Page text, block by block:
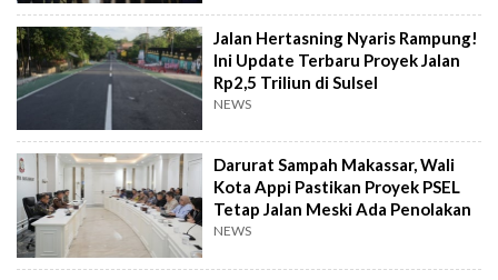
Jalan Hertasning Nyaris Rampung!
Ini Update Terbaru Proyek Jalan
Rp2,5 Triliun di Sulsel
NEWS
Darurat Sampah Makassar, Wali
Kota Appi Pastikan Proyek PSEL
Tetap Jalan Meski Ada Penolakan
NEWS